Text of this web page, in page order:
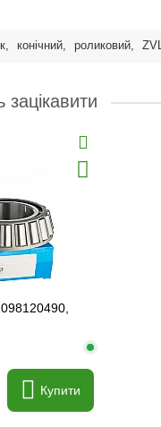
, конічний, роликовий,
Купити